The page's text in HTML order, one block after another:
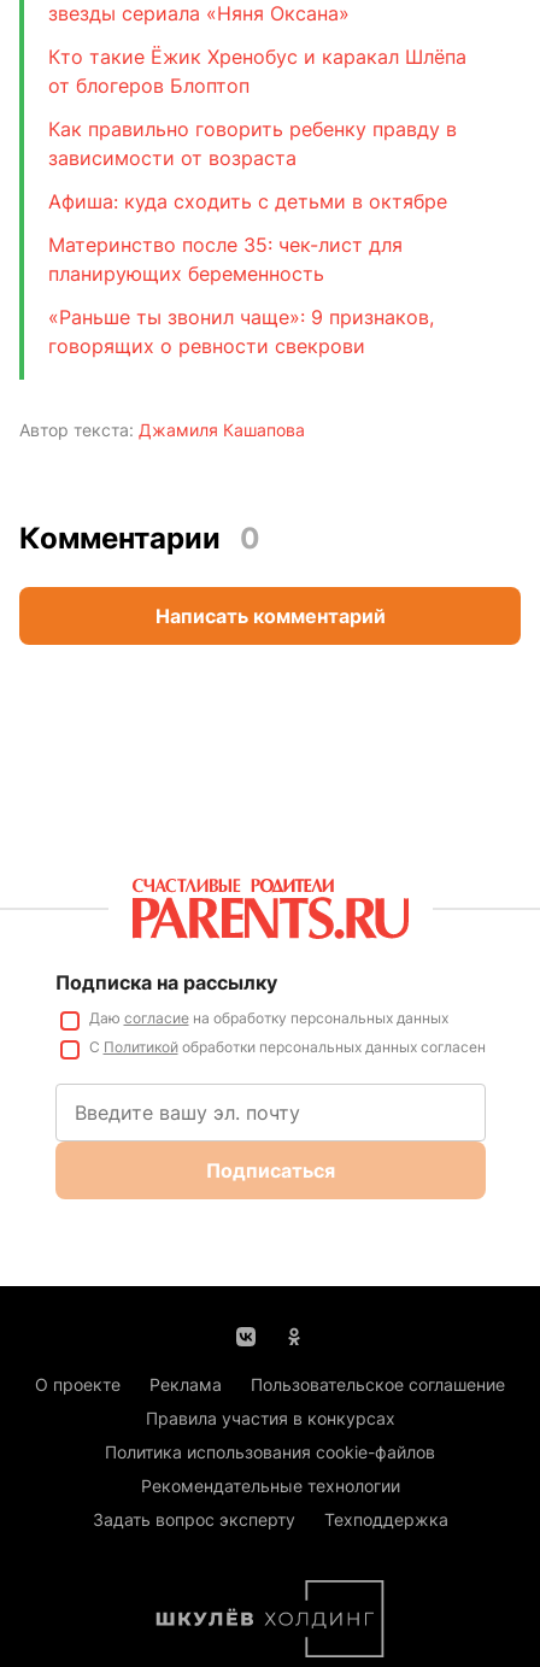
звезды сериала «Няня Оксана»
Кто такие Ёжик Хренобус и каракал Шлёпа
от блогеров Блоптоп
Как правильно говорить ребенку правду в
зависимости от возраста
Афиша: куда сходить с детьми в октябре
Материнство после 35: чек-лист для
планирующих беременность
«Раньше ты звонил чаще»: 9 признаков,
говорящих о ревности свекрови
Автор текста: Джамиля Кашапова
Комментарии 0
Написать комментарий
Подписка на рассылку
Даю согласиена обработку персональных данных
С Политикойобработки персональных данных согласен
Подписаться
О проекте Реклама
Пользовательское соглашение
Правила участия в конкурсах
Политика использования cookie-файлов
Рекомендательные технологии
Задать вопрос эксперту
Техподдержка